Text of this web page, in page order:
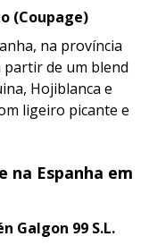
(Coupage)
na província
partir de um blend
Hojiblanca e
ligeiro picante e
na Espanha em
Galgon 99 S.L.